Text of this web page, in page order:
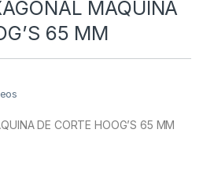
MAQUINA
65 MM
DE CORTE HOOG’S 65 MM